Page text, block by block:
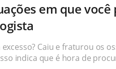
em que
Caiu e fraturou os
indica que é hora de